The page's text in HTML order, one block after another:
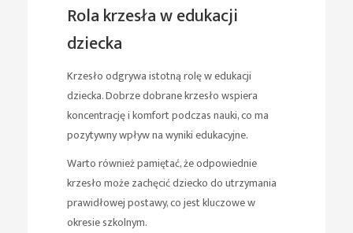
Rola krzesła w edukacji
dziecka
Krzesło odgrywa istotną rolę w edukacji
dziecka. Dobrze dobrane krzesło wspiera
koncentrację i komfort podczas nauki, co ma
pozytywny wpływ na wyniki edukacyjne.
Warto również pamiętać, że odpowiednie
krzesło może zachęcić dziecko do utrzymania
prawidłowej postawy, co jest kluczowe w
okresie szkolnym.